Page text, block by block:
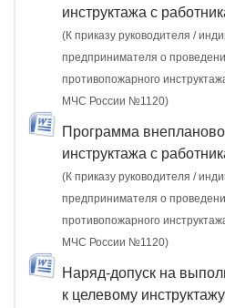
инструктажа с
(К приказу руководителя /
предпринимателя о
противопожарного
МЧС России №1120)
Программа
инструктажа с
(К приказу руководителя /
предпринимателя о
противопожарного
МЧС России №1120)
Наряд-допуск на
к целевому